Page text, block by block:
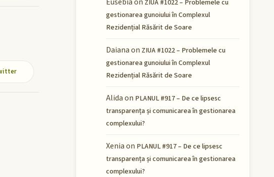
ZIUA #1022 – Problemele cu
gestionarea gunoiului în Complexul
Rezidențial Răsărit de Soare
Daianaon ZIUA #1022 – Problemele cu
gestionarea gunoiului în Complexul
Rezidențial Răsărit de Soare
Alidaon PLANUL #917 – De ce lipsesc
transparența și comunicarea în gestionarea
complexului?
Xeniaon PLANUL #917 – De ce lipsesc
transparența și comunicarea în gestionarea
complexului?